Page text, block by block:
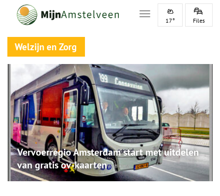
Toggle navigation
17° Files
Welzijn en Zorg
Vervoerregio Amsterdam start met uitdelen
van gratis ov-kaarten